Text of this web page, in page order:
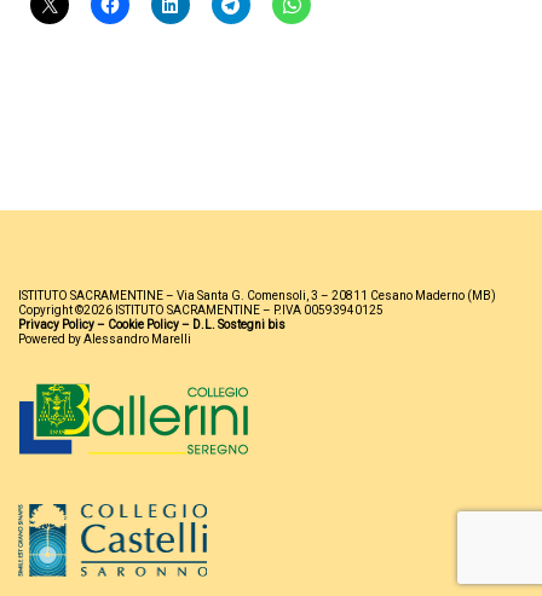
ISTITUTO SACRAMENTINE – Via Santa G. Comensoli, 3 – 20811 Cesano Maderno (MB)
Copyright ©2026 ISTITUTO SACRAMENTINE – P.IVA 00593940125
Privacy Policy– Cookie Policy– D.L. Sostegni bis
Powered by Alessandro Marelli